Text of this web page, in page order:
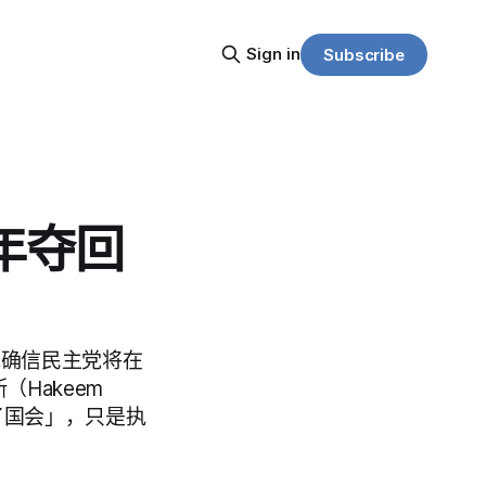
Sign in Subscribe
夺回
信民主党将在
（Hakeem
会」，只是执